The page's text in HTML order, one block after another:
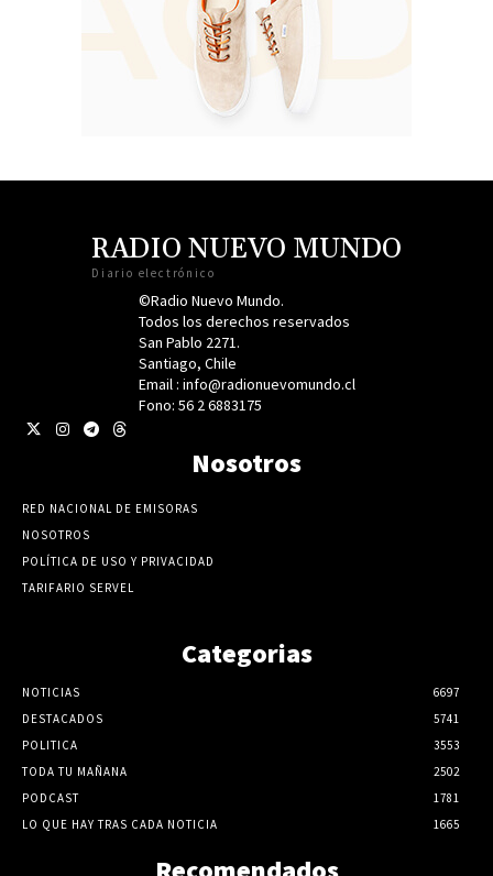
RADIO NUEVO MUNDO
Diario electrónico
©Radio Nuevo Mundo.
Todos los derechos reservados
San Pablo 2271.
Santiago, Chile
Email : info@radionuevomundo.cl
Fono: 56 2 6883175
Nosotros
RED NACIONAL DE EMISORAS
NOSOTROS
POLÍTICA DE USO Y PRIVACIDAD
TARIFARIO SERVEL
Categorias
NOTICIAS
6697
DESTACADOS
5741
POLITICA
3553
TODA TU MAÑANA
2502
PODCAST
1781
LO QUE HAY TRAS CADA NOTICIA
1665